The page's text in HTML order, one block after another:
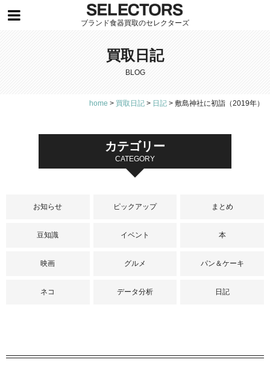
ブランド食器買取のセレクターズ
買取日記
BLOG
home > 買取日記 > 日記 > 敷島神社に初詣（2019年）
カテゴリー
CATEGORY
お知らせ ピックアップ まとめ
豆知識 イベント 本
映画 グルメ パン＆ケーキ
ネコ データ分析 日記